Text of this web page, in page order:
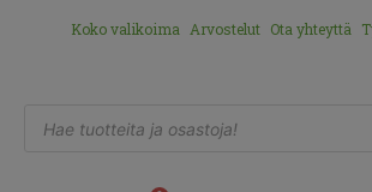
Koko valikoima Arvostelut Ota yhteyttä